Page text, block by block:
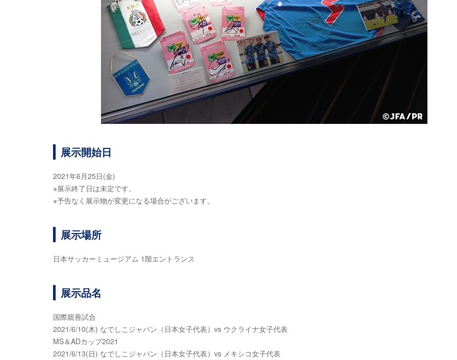
展示開始日
2021年6月25日(金)
※展示終了日は未定です。
※予告なく展示物が変更になる場合がございます。
展示場所
日本サッカーミュージアム 1階エントランス
展示品名
国際親善試合
2021/6/10(木) なでしこジャパン（日本女子代表）vs ウクライナ女子代表
MS＆ADカップ2021
2021/6/13(日) なでしこジャパン（日本女子代表）vs メキシコ女子代表